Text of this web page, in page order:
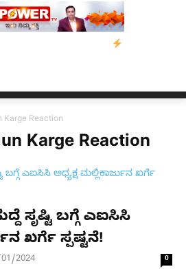
ಬೆಂಗಳೂರಿನಿಂದ
Karge Reaction
Karge Reaction
ಸೃಷ್ಟಿ ಬಗ್ಗೆ ಎಐಸಿಸಿ
ಖರ್ಗೆ ಸ್ಪಷ್ಟನೆ!
2024 0